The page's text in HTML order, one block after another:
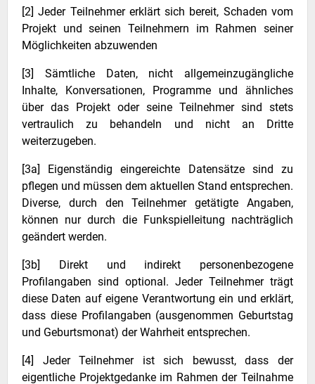
[2] Jeder Teilnehmer erklärt sich bereit, Schaden vom
Projekt und seinen Teilnehmern im Rahmen seiner
Möglichkeiten abzuwenden
[3] Sämtliche Daten, nicht allgemeinzugängliche
Inhalte, Konversationen, Programme und ähnliches
über das Projekt oder seine Teilnehmer sind stets
vertraulich zu behandeln und nicht an Dritte
weiterzugeben.
[3a] Eigenständig eingereichte Datensätze sind zu
pflegen und müssen dem aktuellen Stand entsprechen.
Diverse, durch den Teilnehmer getätigte Angaben,
können nur durch die Funkspielleitung nachträglich
geändert werden.
[3b] Direkt und indirekt personenbezogene
Profilangaben sind optional. Jeder Teilnehmer trägt
diese Daten auf eigene Verantwortung ein und erklärt,
dass diese Profilangaben (ausgenommen Geburtstag
und Geburtsmonat) der Wahrheit entsprechen.
[4] Jeder Teilnehmer ist sich bewusst, dass der
eigentliche Projektgedanke im Rahmen der Teilnahme